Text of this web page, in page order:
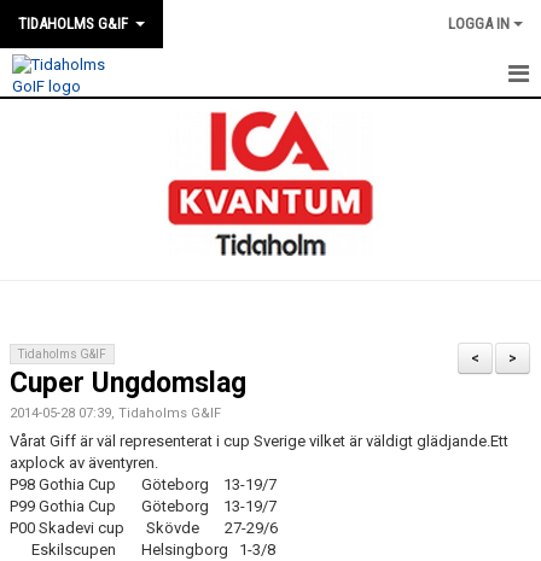
TIDAHOLMS G&IF LOGGA IN
FÖRENINGEN
SOUVENIRER
GAMLA GIFFS TORSDAGSTRÄFFAR
MATCHER
>
<
Tidaholms G&IF
Cuper Ungdomslag
2014-05-28 07:39, Tidaholms G&IF
Vårat Giff är väl representerat i cup Sverige vilket är väldigt glädjande.Ett
axplock av äventyren.
P98 Gothia Cup Göteborg 13-19/7
P99 Gothia Cup Göteborg 13-19/7
P00 Skadevi cup Skövde 27-29/6
Eskilscupen Helsingborg 1-3/8